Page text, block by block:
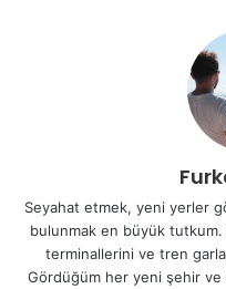
Seyahat etmek, yeni yerler
bulunmak en büyük tutkum.
terminallerini ve tren
Gördüğüm her yeni şehir